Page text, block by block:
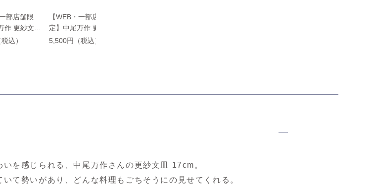
部店舗限
作 更紗文箸
込）
【WEB・一部店舗限
定】中尾万作 更紗文酒
杯
5,500円（税込）
を感じられる、中尾万作さんの更紗文皿 17cm。
いて勢いがあり、どんな料理もごちそうにの見せてくれる。